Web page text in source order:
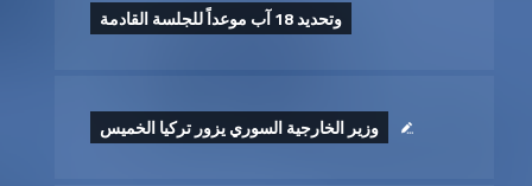
وتحديد 18 آب موعداً للجلسة القادمة
وزير الخارجية السوري يزور تركيا الخميس